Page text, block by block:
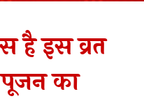
इस व्रत
का